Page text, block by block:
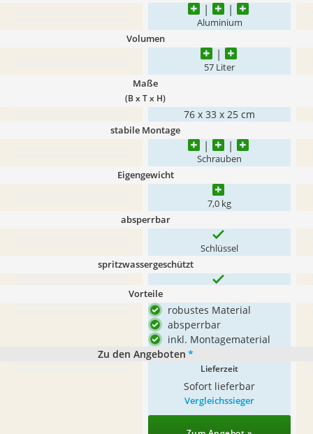
Aluminium
Volumen
57 Liter
Maße
(B x T x H)
76 x 33 x 25 cm
stabile Montage
Schrauben
Eigengewicht
7,0 kg
absperrbar
Schlüssel
spritzwassergeschützt
Vorteile
robustes Material
absperrbar
inkl. Montagematerial
Zu den Angeboten *
Lieferzeit
Sofort lieferbar
Vergleichssieger